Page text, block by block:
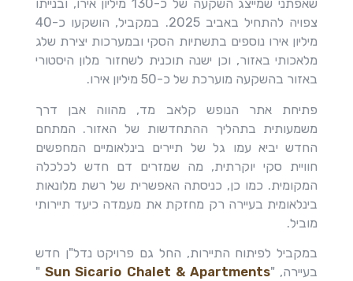
שאפתני שמייצג השקעה של כ-130 מיליון אירו, ובנייתו
צפויה להתחיל באביב 2025. במקביל, הושקעו כ-40
מיליון אירו נוספים בתשתיות הסקי ובמערכות יצירת שלג
מלאכותי באזור, וכן ישנה תוכנית לשחזור מלון היסטורי
באזור בהשקעה מוערכת של כ-50 מיליון אירו.
פתיחת אתר הנופש קלאב מד, מהווה אבן דרך
משמעותית בתהליך ההתחדשות של האזור. המתחם
החדש יביא עמו גל של תיירים בינלאומיים המחפשים
חוויית סקי יוקרתית, מה שמזרים דם חדש לכלכלה
המקומית. כמו כן, כניסתה האפשרית של רשת מלונאות
בינלאומית בעיירה רק מחזקת את מעמדה כיעד תיירותי
מוביל.
במקביל לפיתוח התיירות, החל גם פרויקט נדל"ן חדש
בעיירה, "Sun Sicario Chalet & Apartments
"